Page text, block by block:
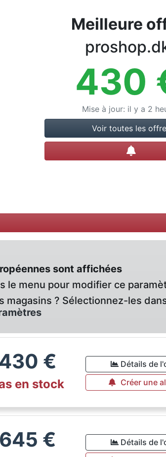
Meilleure
430
Mise à jour: il y a 2
Voir toutes les
Créer
sont affichées
le menu pour modifier ce
? Sélectionnez-les
430 €
en stock
Détails de
Créer une
645 €
Détails de